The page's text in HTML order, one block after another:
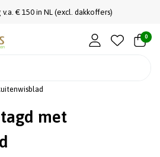
€ 150 in NL (excl. dakkoffers)
0
met